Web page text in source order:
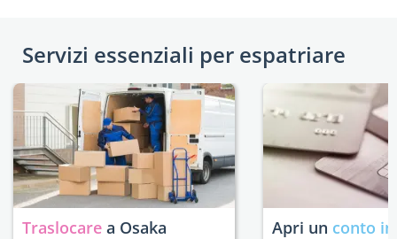
Servizi essenziali per espatriare
Traslocare a Osaka Apri un conto